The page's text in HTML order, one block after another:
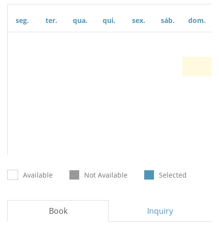
seg. ter. qua. qui. sex. sáb. dom.
Available Not Available Selected
Book Inquiry